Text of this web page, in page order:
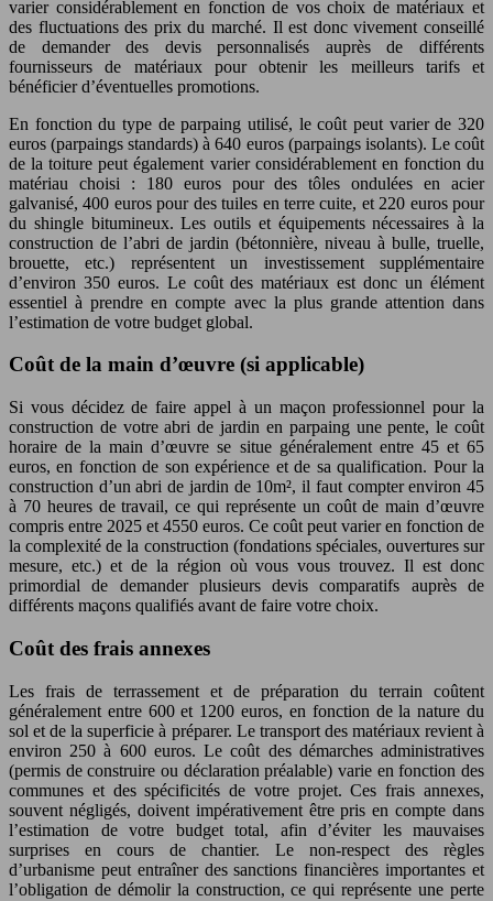
varier considérablement en fonction de vos choix de matériaux et
des fluctuations des prix du marché. Il est donc vivement conseillé
de demander des devis personnalisés auprès de différents
fournisseurs de matériaux pour obtenir les meilleurs tarifs et
bénéficier d’éventuelles promotions.
En fonction du type de parpaing utilisé, le coût peut varier de 320
euros (parpaings standards) à 640 euros (parpaings isolants). Le coût
de la toiture peut également varier considérablement en fonction du
matériau choisi : 180 euros pour des tôles ondulées en acier
galvanisé, 400 euros pour des tuiles en terre cuite, et 220 euros pour
du shingle bitumineux. Les outils et équipements nécessaires à la
construction de l’abri de jardin (bétonnière, niveau à bulle, truelle,
brouette, etc.) représentent un investissement supplémentaire
d’environ 350 euros. Le coût des matériaux est donc un élément
essentiel à prendre en compte avec la plus grande attention dans
l’estimation de votre budget global.
Coût de la main d’œuvre (si applicable)
Si vous décidez de faire appel à un maçon professionnel pour la
construction de votre abri de jardin en parpaing une pente, le coût
horaire de la main d’œuvre se situe généralement entre 45 et 65
euros, en fonction de son expérience et de sa qualification. Pour la
construction d’un abri de jardin de 10m², il faut compter environ 45
à 70 heures de travail, ce qui représente un coût de main d’œuvre
compris entre 2025 et 4550 euros. Ce coût peut varier en fonction de
la complexité de la construction (fondations spéciales, ouvertures sur
mesure, etc.) et de la région où vous vous trouvez. Il est donc
primordial de demander plusieurs devis comparatifs auprès de
différents maçons qualifiés avant de faire votre choix.
Coût des frais annexes
Les frais de terrassement et de préparation du terrain coûtent
généralement entre 600 et 1200 euros, en fonction de la nature du
sol et de la superficie à préparer. Le transport des matériaux revient à
environ 250 à 600 euros. Le coût des démarches administratives
(permis de construire ou déclaration préalable) varie en fonction des
communes et des spécificités de votre projet. Ces frais annexes,
souvent négligés, doivent impérativement être pris en compte dans
l’estimation de votre budget total, afin d’éviter les mauvaises
surprises en cours de chantier. Le non-respect des règles
d’urbanisme peut entraîner des sanctions financières importantes et
l’obligation de démolir la construction, ce qui représente une perte